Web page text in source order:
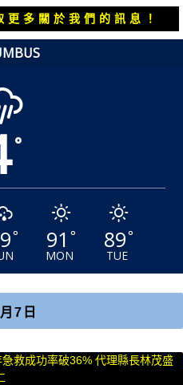
文
章：
多關於我們的訊息！
°
° 91 °
MON
89°
TUE
7日
救成功率破36% 代理縣長林茂盛